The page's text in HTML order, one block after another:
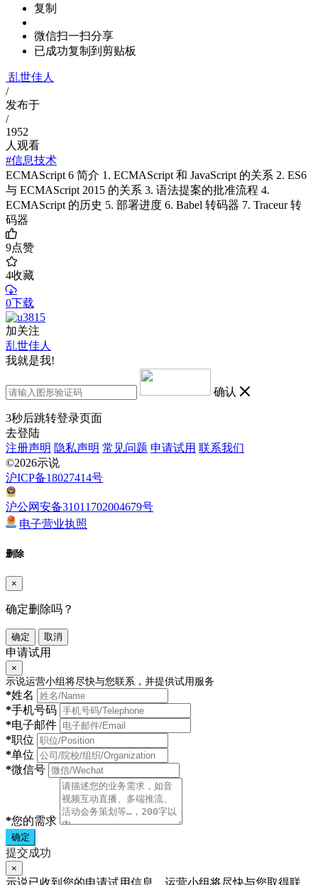
复制
微信扫一扫分享
已成功复制到剪贴板
乱世佳人
/
发布于
/
1952
人观看
#信息技术
ECMAScript 6 简介 1. ECMAScript 和 JavaScript 的关系 2. ES6
与 ECMAScript 2015 的关系 3. 语法提案的批准流程 4.
ECMAScript 的历史 5. 部署进度 6. Babel 转码器 7. Traceur 转
码器
9点赞
4收藏
0下载
加关注
乱世佳人
我就是我!
确认
3秒后跳转登录页面
去登陆
注册声明 隐私声明 常见问题 申请试用 联系我们
©2026示说
沪ICP备18027414号
沪公网安备31011702004679号
电子营业执照
删除
×
确定删除吗？
确定 取消
申请试用
×
示说运营小组将尽快与您联系，并提供试用服务
*姓名
*手机号码
*电子邮件
*职位
*单位
*微信号
*您的需求
确定
提交成功
×